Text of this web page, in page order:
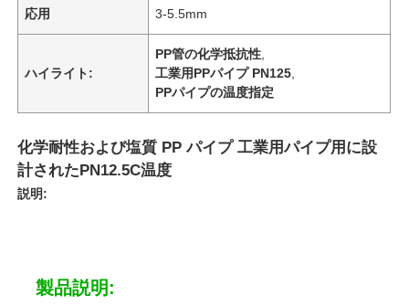
応用 3-5.5mm
ハイライト:
PP管の化学抵抗性
工業用PPパイプ PN125
PPパイプの温度指定
化学耐性および塩質 PP パイプ 工業用パイプ用に設
計されたPN12.5C温度
説明:
製品説明: